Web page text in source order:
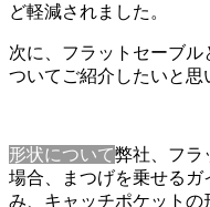
ど軽減されました。
次に、フラットセーブ
ついてご紹介したいと思
形状について弊社、フラ
場合、まつげを乗せる
み、キャッチポケット